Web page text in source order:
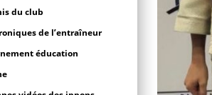
du club
de l’entraîneur
éducation